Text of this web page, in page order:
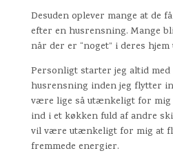
Desuden oplever mange at de
efter en husrensning. Mange
når der er “noget” i deres hjem
Personligt starter jeg altid
husrensning inden jeg flytter
være lige så utænkeligt for
ind i et køkken fuld af andre
vil være utænkeligt for mig at
fremmede energier.